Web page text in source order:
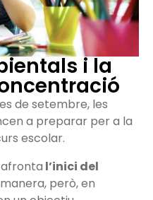
i la
de setembre, les
a preparar per a la
escolar.
l’inici del
però, en